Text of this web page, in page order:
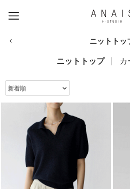
#
#MD추천 #당일발송
ニットトッ
ニットトップ カ